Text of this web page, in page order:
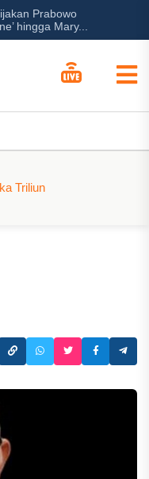
Mary...
Triliun